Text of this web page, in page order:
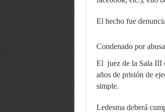
El hecho fue
Condenado por
El juez de la Sala III
años de prisión de
simple.
Ledesma deberá